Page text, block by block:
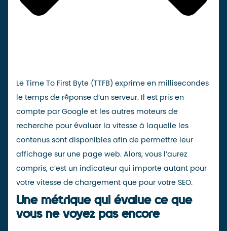
Le Time To First Byte (TTFB) exprime en millisecondes
le temps de réponse d’un serveur. Il est pris en
compte par Google et les autres moteurs de
recherche pour évaluer la vitesse à laquelle les
contenus sont disponibles afin de permettre leur
affichage sur une page web. Alors, vous l’aurez
compris, c’est un indicateur qui importe autant pour
votre vitesse de chargement que pour votre SEO.
Une métrique qui évalue ce que
vous ne voyez pas encore